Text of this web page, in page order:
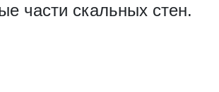
части скальных стен.